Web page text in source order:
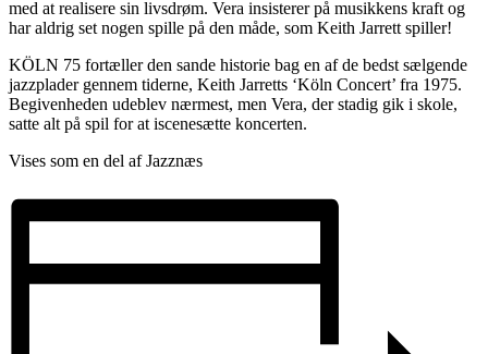
med at realisere sin livsdrøm. Vera insisterer på musikkens kraft og
har aldrig set nogen spille på den måde, som Keith Jarrett spiller!
KÖLN 75 fortæller den sande historie bag en af de bedst sælgende
jazzplader gennem tiderne, Keith Jarretts ‘Köln Concert’ fra 1975.
Begivenheden udeblev nærmest, men Vera, der stadig gik i skole,
satte alt på spil for at iscenesætte koncerten.
Vises som en del af Jazznæs